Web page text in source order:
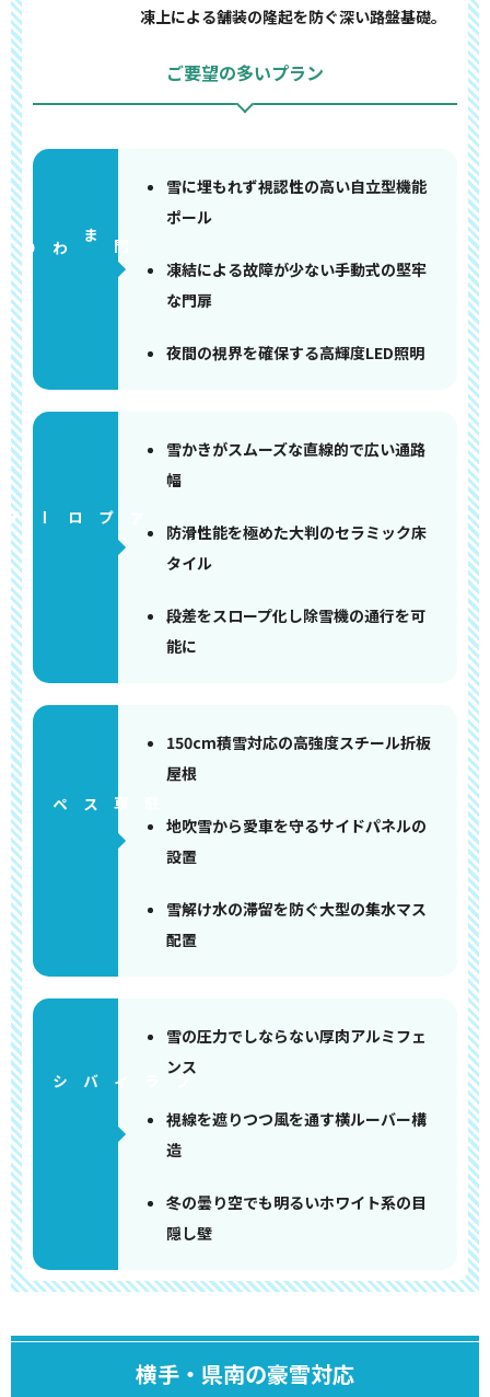
凍上による舗装の隆起を防ぐ深い路盤基礎。
ご要望の多いプラン
門まわり
雪に埋もれず視認性の高い自立型機能
ポール
凍結による故障が少ない手動式の堅牢
な門扉
夜間の視界を確保する高輝度LED照明
アプローチ
雪かきがスムーズな直線的で広い通路
幅
防滑性能を極めた大判のセラミック床
タイル
段差をスロープ化し除雪機の通行を可
能に
150cm積雪対応の高強度スチール折板
屋根
地吹雪から愛車を守るサイドパネルの
設置
雪解け水の滞留を防ぐ大型の集水マス
配置
雪の圧力でしならない厚肉アルミフェ
ンス
視線を遮りつつ風を通す横ルーバー構
造
冬の曇り空でも明るいホワイト系の目
隠し壁
横手・県南の豪雪対応